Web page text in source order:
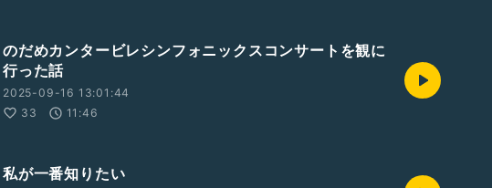
のだめカンタービレシンフォニックスコンサートを観に
行った話
2025-09-16 13:01:44
33
11:46
私が一番知りたい